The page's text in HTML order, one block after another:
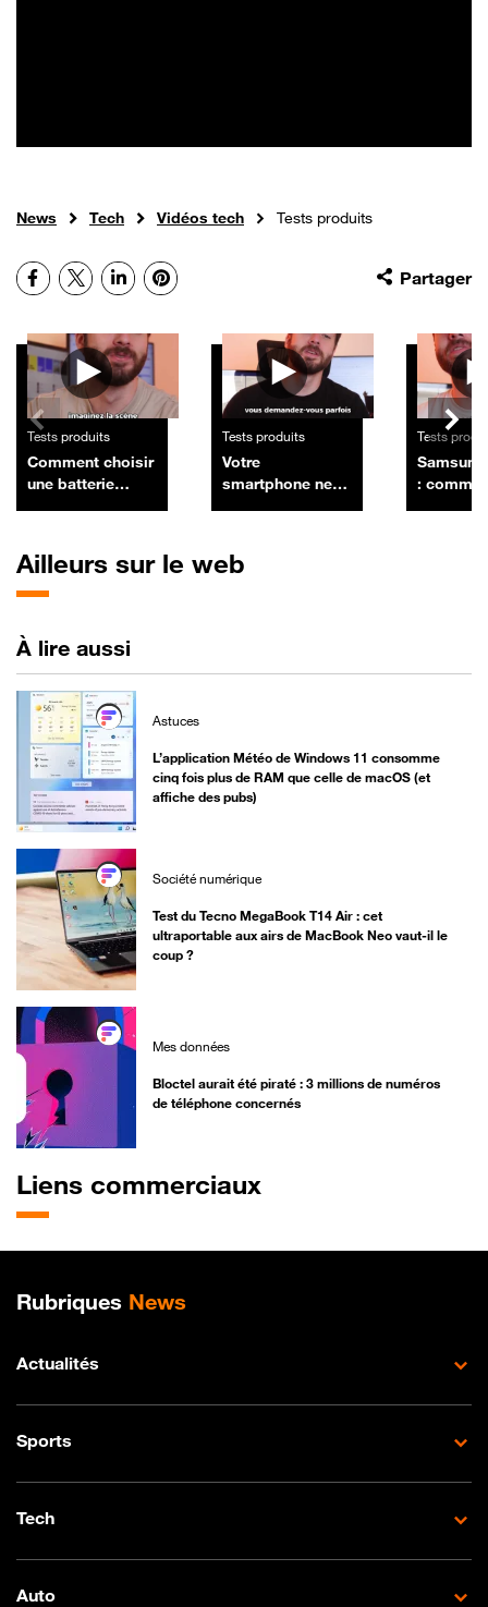
News Tech Vidéos tech Tests produits
Partager
Facebook
X LinkedInPinterest
Autres vidéos
Tests produits
Comment choisir
une batterie
et normes de
charge ?
Tests produits
Votre
smartphone ne
changer ?
Tests
:
Ailleurs sur le web
À lire aussi
Astuces
L’application Météo de Windows 11 consomme
cinq fois plus de RAM que celle de macOS (et
affiche des pubs)
Société numérique
Test du Tecno MegaBook T14 Air : cet
ultraportable aux airs de MacBook Neo vaut-il le
coup ?
Mes données
Bloctel aurait été piraté : 3 millions de numéros
de téléphone concernés
Liens commerciaux
Plan de site
Rubriques News
Actualités
Sports
Tech
Auto